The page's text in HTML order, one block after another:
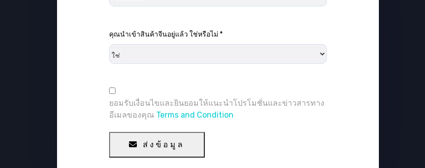
คุณนำเข้าสินค้าจีนอยู่แล้ว ใช่หรือไม่ *
ยอมรับเงื่อนไขและยินยอมให้แนะนำโปรโมชั่นและข่าวสารทาง
อีเมลของคุณ Terms and Condition
ส่งข้อมูล